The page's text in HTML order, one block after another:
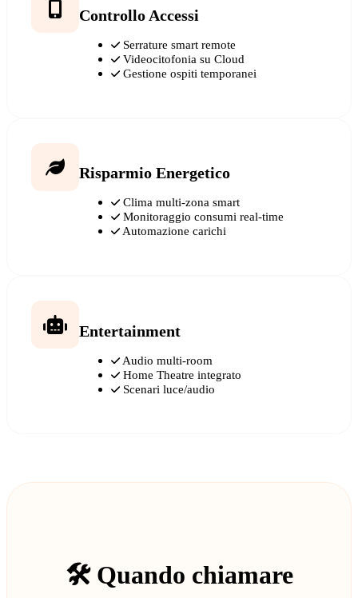
Controllo Accessi
Serrature smart remote
Videocitofonia su Cloud
Gestione ospiti temporanei
Risparmio Energetico
Clima multi-zona smart
Monitoraggio consumi real-time
Automazione carichi
Entertainment
Audio multi-room
Home Theatre integrato
Scenari luce/audio
🛠️ Quando chiamare